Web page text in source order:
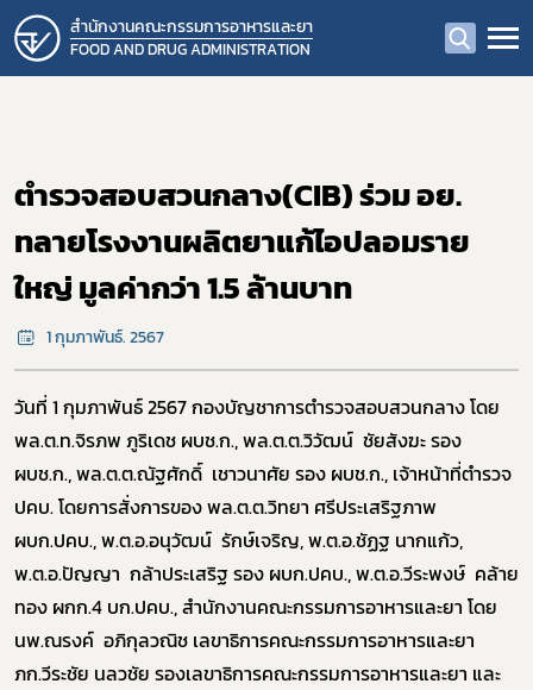
สำนักงานคณะกรรมการอาหารและยา
FOOD AND DRUG ADMINISTRATION
ตำรวจสอบสวนกลาง(CIB) ร่วม อย.
ทลายโรงงานผลิตยาแก้ไอปลอมราย
ใหญ่ มูลค่ากว่า 1.5 ล้านบาท
1 กุมภาพันธ์. 2567
วันที่ 1 กุมภาพันธ์ 2567 กองบัญชาการตำรวจสอบสวนกลาง โดย
พล.ต.ท.จิรภพ ภูริเดช ผบช.ก., พล.ต.ต.วิวัฒน์ ชัยสังฆะ รอง
ผบช.ก., พล.ต.ต.ณัฐศักดิ์ เชาวนาศัย รอง ผบช.ก., เจ้าหน้าที่ตำรวจ
ปคบ. โดยการสั่งการของ พล.ต.ต.วิทยา ศรีประเสริฐภาพ
ผบก.ปคบ., พ.ต.อ.อนุวัฒน์ รักษ์เจริญ, พ.ต.อ.ชัฏฐ นากแก้ว,
พ.ต.อ.ปัญญา กล้าประเสริฐ รอง ผบก.ปคบ., พ.ต.อ.วีระพงษ์ คล้าย
ทอง ผกก.4 บก.ปคบ., สำนักงานคณะกรรมการอาหารและยา โดย
นพ.ณรงค์ อภิกุลวณิช เลขาธิการคณะกรรมการอาหารและยา
ภก.วีระชัย นลวชัย รองเลขาธิการคณะกรรมการอาหารและยา และ